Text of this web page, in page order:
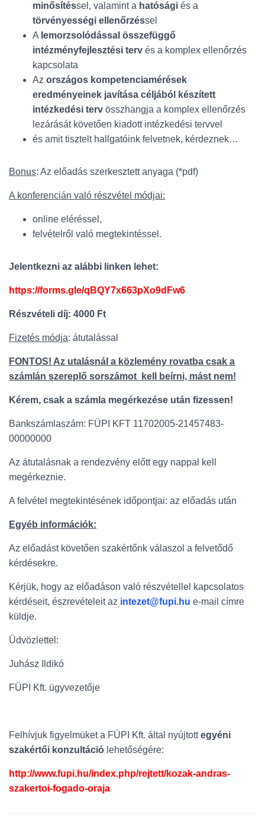
minősítéssel, valamint a hatósági és a
törvényességi ellenőrzéssel
A lemorzsolódással összefüggő
intézményfejlesztési terv és a komplex ellenőrzés
kapcsolata
Az országos kompetenciamérések
eredményeinek javítása céljából készített
intézkedési terv összhangja a komplex ellenőrzés
lezárását követően kiadott intézkedési tervvel
és amit tisztelt hallgatóink felvetnek, kérdeznek…
Bonus: Az előadás szerkesztett anyaga (*pdf)
A konferencián való részvétel módjai:
online eléréssel,
felvételről való megtekintéssel.
Jelentkezni az alábbi linken lehet:
https://forms.gle/qBQY7x663pXo9dFw6
Részvételi díj: 4000 Ft
Fizetés módja: átutalással
FONTOS! Az utalásnál a közlemény rovatba csak a
számlán szereplő sorszámot kell beírni, mást nem!
Kérem, csak a számla megérkezése után fizessen!
Bankszámlaszám: FÜPI KFT 11702005-21457483-
00000000
Az átutalásnak a rendezvény előtt egy nappal kell
megérkeznie.
A felvétel megtekintésének időpontjai: az előadás után
Egyéb információk:
Az előadást követően szakértőnk válaszol a felvetődő
kérdésekre.
Kérjük, hogy az előadáson való részvétellel kapcsolatos
kérdéseit, észrevételeit az intezet@fupi.hu e-mail címre
küldje.
Üdvözlettel:
Juhász Ildikó
FÜPI Kft. ügyvezetője
Felhívjuk figyelmüket a FÜPI Kft. által nyújtottegyéni
szakértői konzultáció lehetőségére:
http://www.fupi.hu/index.php/rejtett/kozak-andras-
szakertoi-fogado-oraja